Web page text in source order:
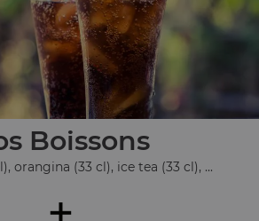
Boissons
orangina (33 cl), ice tea (33 cl), ...
+